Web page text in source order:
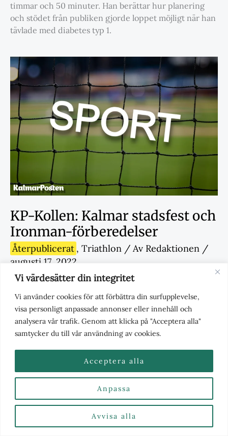
Vi värdesätter din integritet
Vi använder cookies för att förbättra din surfupplevelse,
visa personligt anpassade annonser eller innehåll och
analysera vår trafik. Genom att klicka på "Acceptera alla"
samtycker du till vår användning av cookies.
Anpassa
Avvisa alla
Acceptera alla
timmar och 50 minuter. Han berättar hur planering
och stödet från publiken gjorde loppet möjligt när han
tävlade med diabetes typ 1.
KP-Kollen: Kalmar stadsfest och
Ironman-förberedelser
Återpublicerat , Triathlon / Av Redaktionen /
augusti 17, 2022
KP-Kollens skribent Linus Gunnarsson summerar
semestern och ser fram emot helgens Ironman i
Kalmar efter en lyckad stadsfest.